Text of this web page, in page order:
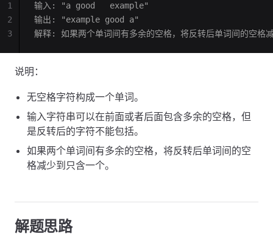
输入: "a good   example"
输出: "example good a"
解释: 如果两个单词间有多余的空格，将反转后单词间的空格
1
2
3
说明：
无空格字符构成一个单词。
输入字符串可以在前面或者后面包含多余的空格，但
是反转后的字符不能包括。
如果两个单词间有多余的空格，将反转后单词间的空
格减少到只含一个。
解题思路